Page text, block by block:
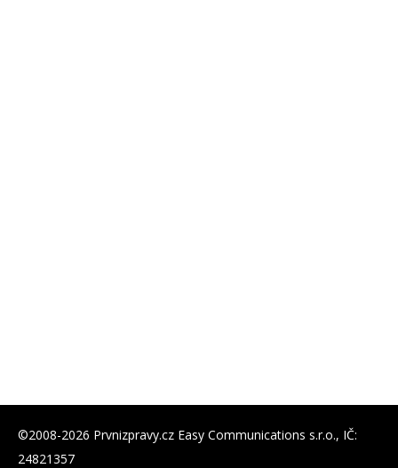
©2008-2026 Prvnizpravy.cz Easy Communications s.r.o., IČ:
24821357